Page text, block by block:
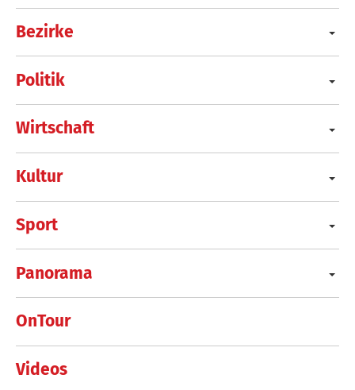
Bezirke
Politik
Wirtschaft
Kultur
Sport
Panorama
OnTour
Videos